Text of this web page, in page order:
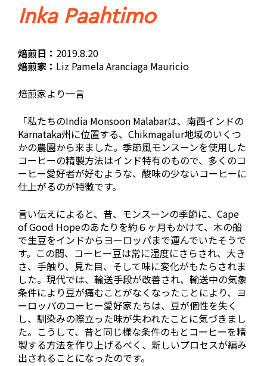
Inka Paahtimo
焙煎日： 2019.8.20
焙煎家： Liz Pamela Aranciaga Mauricio
焙煎家より一言
「私たちのIndia Monsoon Malabarは、南西インドの
Karnataka州に位置する、Chikmagalur地域のいくつ
かの農園から来ました。季節風モンスーンを使用した
コーヒーの精製方法はインド特有のもので、多くのコ
ーヒー愛好者が好むような、酸味の少ないコーヒーに
仕上がるのが特徴です。
言い伝えによると、昔、モンスーンの季節に、Cape
of Good Hopeのあたりを約６ヶ月もかけて、木の船
で生豆をインドからヨーロッパまで運んでいたそうで
す。この間、コーヒー豆は常に湿度にさらされ、大き
さ、手触り、見た目、そして味に変化がもたらされま
した。現代では、輸送手段が改善され、輸送中の気象
条件により豆が痛むことがなくなったことにより、ヨ
ーロッパのコーヒー愛好家たちは、豆が個性を失く
し、馴染みの際立った味が失われたことに気づきまし
た。こうして、昔と同じ様な条件のもとコーヒーを精
製する方法を作り上げるべく、新しいプロセスが編み
出されることになったのです。